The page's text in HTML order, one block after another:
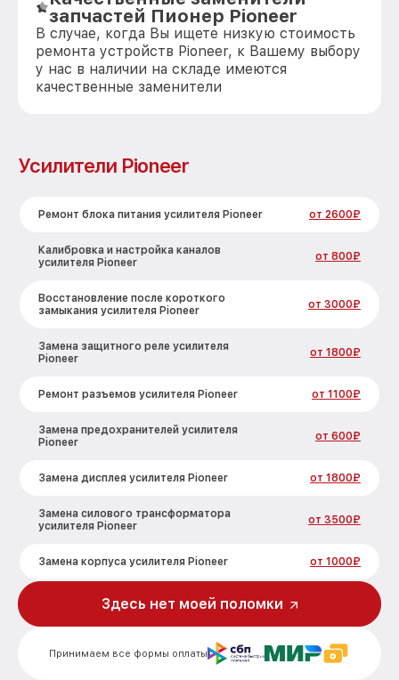
запчастей Пионер Pioneer
В случае, когда Вы ищете низкую стоимость
ремонта устройств Pioneer, к Вашему выбору
у нас в наличии на складе имеются
качественные заменители
Усилители Pioneer
Ремонт блока питания усилителя Pioneer от 2600₽
Калибровка и настройка каналов
усилителя Pioneer
от 800₽
Восстановление после короткого
замыкания усилителя Pioneer
от 3000₽
Замена защитного реле усилителя
Pioneer
от 1800₽
Ремонт разъемов усилителя Pioneer от 1100₽
Замена предохранителей усилителя
Pioneer
от 600₽
Замена дисплея усилителя Pioneer от 1800₽
Замена силового трансформатора
усилителя Pioneer
от 3500₽
Замена корпуса усилителя Pioneer от 1000₽
Ремонт системы охлаждения усилителя
Профилактическая чистка усилителя
Pioneer
от 700₽
Принимаем все формы оплаты
Здесь нет моей поломки